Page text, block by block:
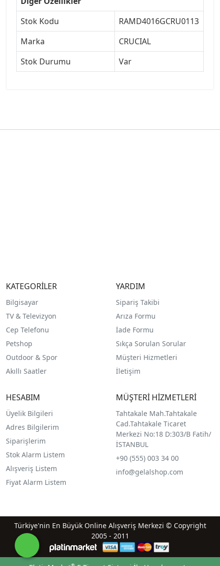
Stok Kodu
RAMD4016GCRU0113
Marka
CRUCIAL
Stok Durumu
Var
KATEGORİLER
Bilgisayar
TV & Televizyon
Cep Telefonu
Petshop
Outdoor & Spor
Akıllı Saatler
YARDIM
Sipariş Takibi
Arıza Formu
İade Formu
Sıkça Sorulan Sorular
Müşteri Hizmetleri
İletişim
HESABIM
Üyelik Bilgileri
Adres Bilgilerim
Siparişlerim
Stok Alarm Listem
Alışveriş Listem
Fiyat Alarm Listem
MÜŞTERİ HİZMETLERİ
Tahtakale Mah.Tahtakale
Cad.Tahtakale Ticaret
Merkezi No:18 D:303/B Fatih/
İSTANBUL
+90 (555) 003 34 00
info@gelalshop.com
Türkiye'nin En Büyük Online Alışveriş Merkezi © Copyright
2005 - 2011